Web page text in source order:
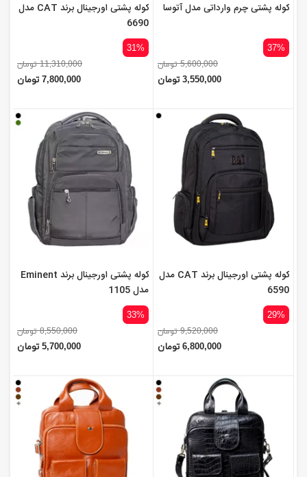
کوله پشتی چرم وارداتی مدل آتوسا
37%
5,600,000 تومان
3,550,000 تومان
کوله پشتی اورجینال برند CAT مدل
6690
31%
11,310,000 تومان
7,800,000 تومان
کوله پشتی اورجینال برند CAT مدل
6590
29%
9,520,000 تومان
6,800,000 تومان
کوله پشتی اورجینال برند Eminent
مدل 1105
33%
8,550,000 تومان
5,700,000 تومان